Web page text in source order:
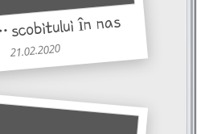
în nas
21.02.2020